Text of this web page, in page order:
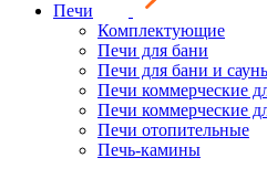
Печи
Комплектующие
Печи для бани
Печи для бани и
Печи коммерческие
Печи коммерческие
Печи отопительные
Печь-камины